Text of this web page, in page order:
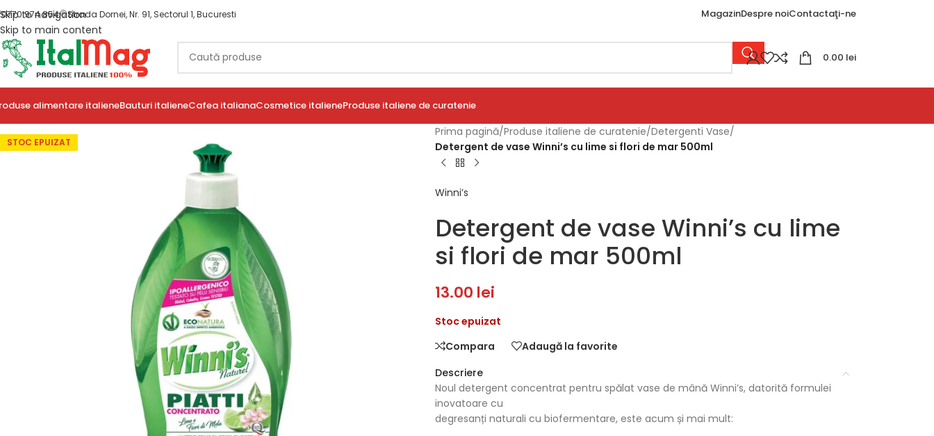
Skip to navigation
Skip to main content
0770 974 854 Strada Dornei, Nr. 91, Sectorul 1, Bucuresti MagazinDespre noiContactaţi-ne
0.00 lei
alimentare italieneBauturi italieneCafea italianaCosmetice italieneProduse italiene de curatenie
STOC EPUIZAT
Prima pagină/Produse italiene de curatenie/Detergenti Vase/
Detergent de vase Winni’s cu lime si flori de mar 500ml
Winni’s
Detergent de vase Winni’s cu lime
si flori de mar 500ml
13.00 lei
Stoc epuizat
Compara
Adaugă la favorite
Descriere
Noul detergent concentrat pentru spălat vase de mână Winni’s, datorită formulei
inovatoare cu
degresanți naturali cu biofermentare, este acum și mai mult: